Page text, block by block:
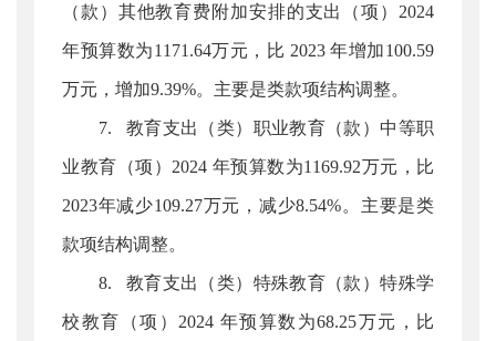
（款）其他教育费附加安排的支出（项）2024
年预算数为1171.64万元，比 2023 年增加100.59
万元，增加9.39%。主要是类款项结构调整。
7. 教育支出（类）职业教育（款）中等职
业教育（项）2024 年预算数为1169.92万元，比
2023年减少109.27万元，减少8.54%。主要是类
款项结构调整。
8. 教育支出（类）特殊教育（款）特殊学
校教育（项）2024 年预算数为68.25万元，比